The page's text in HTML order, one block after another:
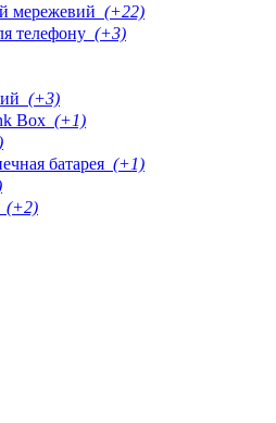
мережевий (+22)
телефону (+3)
(+3)
Box (+1)
батарея (+1)
(+2)